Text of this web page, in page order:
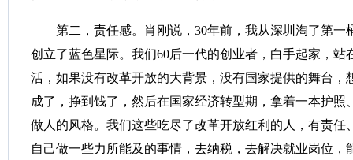
第二，责任感。肖刚说，30年前，我从深圳淘了第一
创立了蓝色星际。我们60后一代的创业者，白手起家，站
活，如果没有改革开放的大背景，没有国家提供的舞台，
成了，挣到钱了，然后在国家经济转型期，拿着一本护照
做人的风格。我们这些吃尽了改革开放红利的人，有责任
自己做一些力所能及的事情，去纳税，去解决就业岗位，